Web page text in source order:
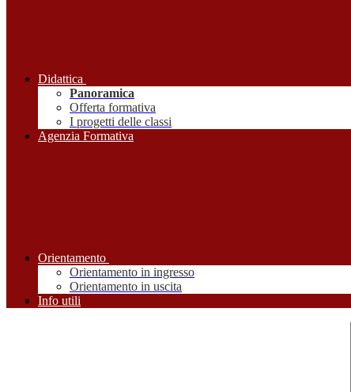
Didattica
Panoramica
Offerta formativa
I progetti delle classi
Agenzia Formativa
Orientamento
Orientamento in ingresso
Orientamento in uscita
Info utili